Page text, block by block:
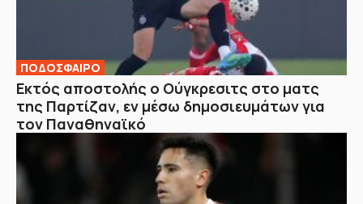
ΠΟΔΟΣΦΑΙΡΟ
Εκτός αποστολής ο Ούγκρεσιτς στο ματς
της Παρτίζαν, εν μέσω δημοσιευμάτων για
τον Παναθηναϊκό